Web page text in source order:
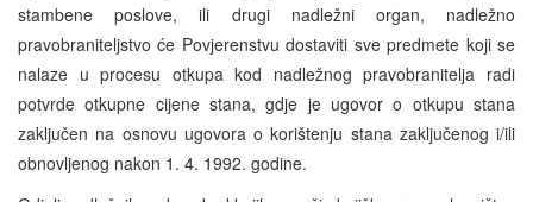
stambene poslove, ili drugi nadležni organ, nadležno
pravobraniteljstvo će Povjerenstvu dostaviti sve predmete koji se
nalaze u procesu otkupa kod nadležnog pravobranitelja radi
potvrde otkupne cijene stana, gdje je ugovor o otkupu stana
zaključen na osnovu ugovora o korištenju stana zaključenog i/ili
obnovljenog nakon 1. 4. 1992. godine.